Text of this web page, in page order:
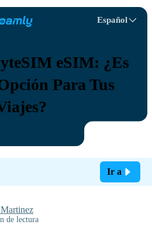
Español
eSIM: ¿Es
Para Tus
Ir a
de lectura